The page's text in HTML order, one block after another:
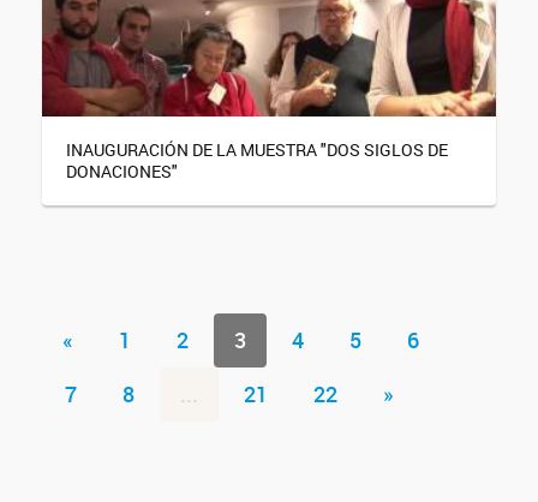
INAUGURACIÓN DE LA MUESTRA "DOS SIGLOS DE
DONACIONES"
« 1 2 3 4 5
6
7
8 ... 21 22 »